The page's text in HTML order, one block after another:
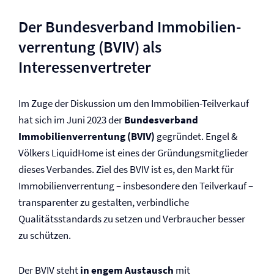
Der Bundesverband Immobilien­
verrentung (BVIV) als
Interessenvertreter
Im Zuge der Diskussion um den Immobilien-Teilverkauf
hat sich im Juni 2023 derBundesverband
Immobilien­verrentung (BVIV) gegründet. Engel &
Völkers LiquidHome ist eines der Gründungsmitglieder
dieses Verbandes. Ziel des BVIV ist es, den Markt für
Immobilien­verrentung – insbesondere den Teilverkauf –
transparenter zu gestalten, verbindliche
Qualitätsstandards zu setzen und Verbraucher besser
zu schützen.
Der BVIV stehtin engem Austausch mit